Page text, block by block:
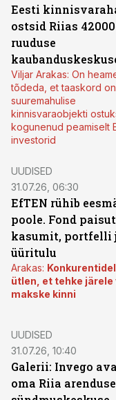
Eesti
ostsid Riias
ruuduse
Viljar Arakas: On
tõdeda, et taaskord on
suuremahulise
kinnisvaraobjekti
kogunenud peamiselt
investorid
UUDISED
31.07.26, 06:30
EfTEN rühib
poole. Fond
kasumit, portfelli
üüritulu
Arakas:
ütlen, et tehke järele
makske kinni
UUDISED
31.07.26, 10:40
Galerii: Invego
oma Riia